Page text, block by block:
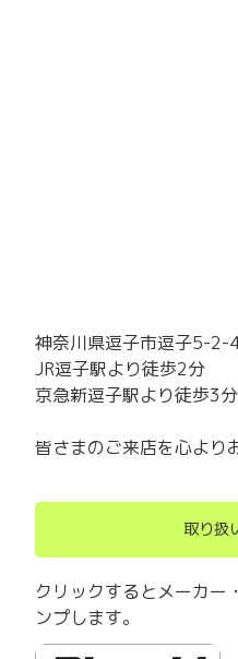
神奈川県逗子市逗子5-2-
JR逗子駅より徒歩2分
京急新逗子駅より徒歩3分
皆さまのご来店を心より
取り扱
クリックするとメーカー
ンプします。